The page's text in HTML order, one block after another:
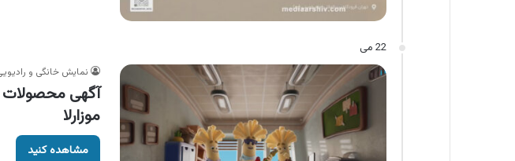
22 می
نمایش خانگی و
آگهی محصولات
موزارلا
مشاهده کنید